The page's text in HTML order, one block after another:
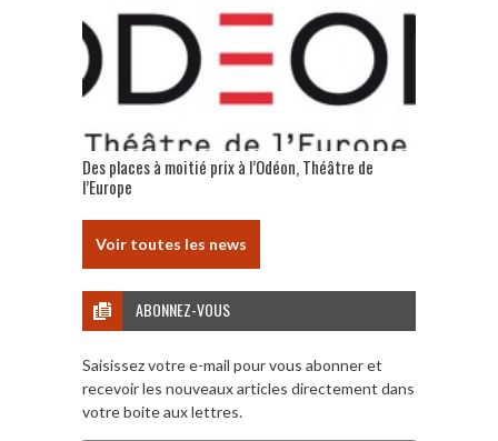
Des places à moitié prix à l’Odéon, Théâtre de
l’Europe
Voir toutes les news
ABONNEZ-VOUS
Saisissez votre e-mail pour vous abonner et
recevoir les nouveaux articles directement dans
votre boite aux lettres.